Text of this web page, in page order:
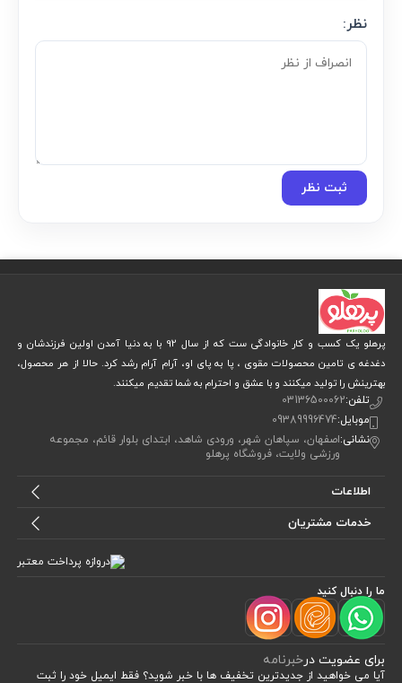
نظر:
ثبت نظر
پرهلو یک کسب و کار خانوادگی ست که از سال 92 با به دنیا آمدن اولین فرزندشان و
دغدغه ی تامین محصولات مقوی ، پا به پای او، آرام آرام رشد کرد. حالا از هر محصول،
بهترینش را تولید میکنند و با عشق و احترام به شما تقدیم میکنند.
تلفن:03136500062
موبایل:09389996474
نشانی:اصفهان، سپاهان شهر، ورودی شاهد، ابتدای بلوار قائم، مجموعه
ورزشی ولایت، فروشگاه پرهلو
اطلاعات
خدمات مشتریان
ما را دنبال کنید
برای عضویت درخبرنامه
آیا می خواهید از جدید‌ترین تخفیف‌ ها با‌ خبر شوید؟ فقط ایمیل خود را ثبت